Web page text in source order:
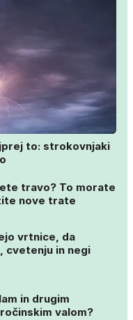
to: strokovnjaki
travo? To morate
nove trate
vrtnice, da
cvetenju in negi
in drugim
valom?